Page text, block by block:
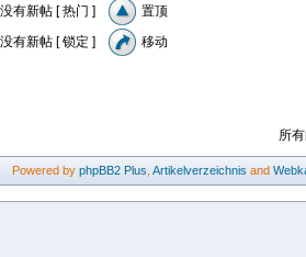
没有新帖 [ 热门 ]
置顶
没有新帖 [ 锁定 ] 移动
所
Powered by phpBB2 Plus Artikelverzeichnis and